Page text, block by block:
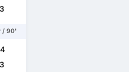
/ 90'